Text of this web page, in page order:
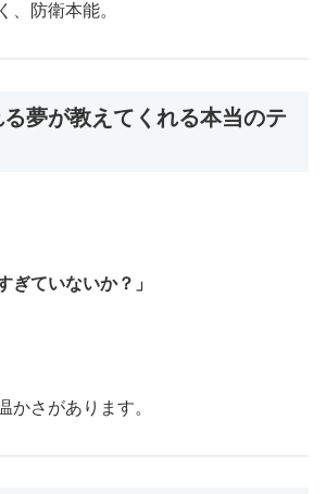
、防衛本能。
夢が教えてくれる本当のテ
ぎていないか？」
かさがあります。